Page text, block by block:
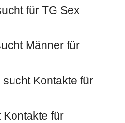
für TG Sex
Männer für
Kontakte für
Kontakte für